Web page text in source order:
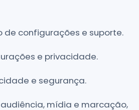
de configurações e suporte.
e privacidade.
e segurança.
mídia e marcação,